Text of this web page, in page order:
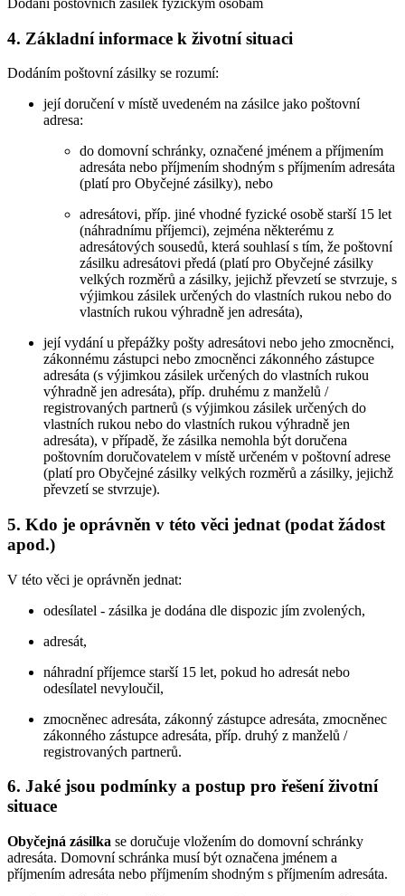
4. Základní informace k životní situaci
Dodáním poštovní zásilky se rozumí:
její doručení v místě uvedeném na zásilce jako poštovní
adresa:
do domovní schránky, označené jménem a příjmením
adresáta nebo příjmením shodným s příjmením adresáta
(platí pro Obyčejné zásilky), nebo
adresátovi, příp. jiné vhodné fyzické osobě starší 15 let
(náhradnímu příjemci), zejména některému z
adresátových sousedů, která souhlasí s tím, že poštovní
zásilku adresátovi předá (platí pro Obyčejné zásilky
velkých rozměrů a zásilky, jejichž převzetí se stvrzuje, s
výjimkou zásilek určených do vlastních rukou nebo do
vlastních rukou výhradně jen adresáta),
její vydání u přepážky pošty adresátovi nebo jeho zmocněnci,
zákonnému zástupci nebo zmocněnci zákonného zástupce
adresáta (s výjimkou zásilek určených do vlastních rukou
výhradně jen adresáta), příp. druhému z manželů /
registrovaných partnerů (s výjimkou zásilek určených do
vlastních rukou nebo do vlastních rukou výhradně jen
adresáta), v případě, že zásilka nemohla být doručena
poštovním doručovatelem v místě určeném v poštovní adrese
(platí pro Obyčejné zásilky velkých rozměrů a zásilky, jejichž
převzetí se stvrzuje).
5. Kdo je oprávněn v této věci jednat (podat žádost
apod.)
V této věci je oprávněn jednat:
odesílatel - zásilka je dodána dle dispozic jím zvolených,
adresát,
náhradní příjemce starší 15 let, pokud ho adresát nebo
odesílatel nevyloučil,
zmocněnec adresáta, zákonný zástupce adresáta, zmocněnec
zákonného zástupce adresáta, příp. druhý z manželů /
registrovaných partnerů.
6. Jaké jsou podmínky a postup pro řešení životní
situace
Obyčejná zásilka se doručuje vložením do domovní schránky
adresáta. Domovní schránka musí být označena jménem a
příjmením adresáta nebo příjmením shodným s příjmením adresáta.